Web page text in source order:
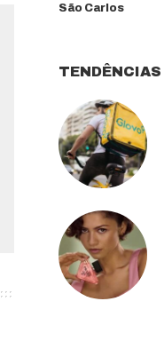
São Carlos
TENDÊNCIAS